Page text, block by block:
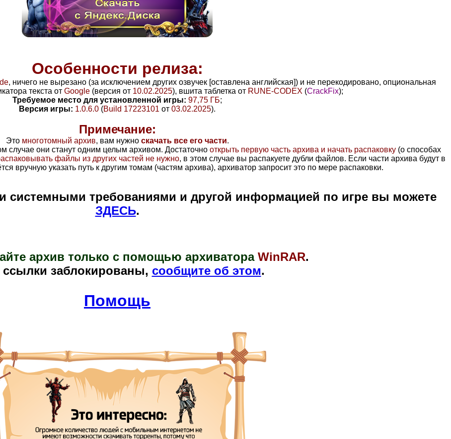
Особенности релиза:
, ничего не вырезано (за исключением других озвучек [оставлена английская]) и не перекодировано, опциональная
текста от Google (версия от 10.02.2025), вшита таблетка от RUNE-CODEX (CrackFix);
Требуемое место для установленной игры: 97,75 ГБ;
Версия игры: 1.0.6.0 (Build 17223101 от 03.02.2025).
Примечание:
Это многотомный архив, вам нужно скачать все его части.
случае они станут одним целым архивом. Достаточно открыть первую часть архива и начать распаковку(о способах
файлы из других частей не нужно, в этом случае вы распакуете дубли файлов. Если части архива будут в
вручную указать путь к другим томам (частям архива), архиватор запросит это по мере распаковки.
системными требованиями и другой информацией по игре вы можете
ЗДЕСЬ.
архив только с помощью архиватора WinRAR.
ссылки заблокированы, сообщите об этом.
Помощь